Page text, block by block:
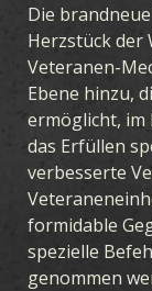
Die
Herzstück der
Veteranen-
Ebene hinzu,
ermöglicht, im
das Erfüllen
verbesserte
formidable
spezielle
genommen